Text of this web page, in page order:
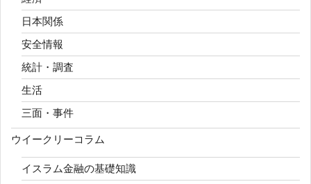
日本関係
安全情報
統計・調査
生活
三面・事件
ウイークリーコラム
イスラム金融の基礎知識